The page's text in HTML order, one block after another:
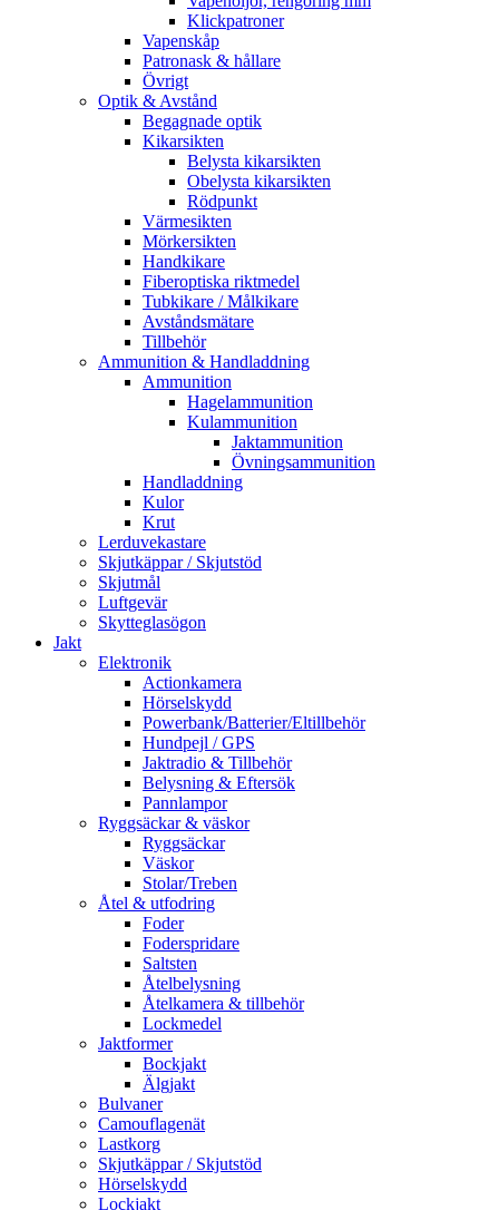
Klickpatroner
Vapenskåp
Patronask & hållare
Övrigt
Optik & Avstånd
Begagnade optik
Kikarsikten
Belysta kikarsikten
Obelysta kikarsikten
Rödpunkt
Värmesikten
Mörkersikten
Handkikare
Fiberoptiska riktmedel
Tubkikare / Målkikare
Avståndsmätare
Tillbehör
Ammunition & Handladdning
Ammunition
Hagelammunition
Kulammunition
Jaktammunition
Övningsammunition
Handladdning
Kulor
Krut
Lerduvekastare
Skjutkäppar / Skjutstöd
Skjutmål
Luftgevär
Skytteglasögon
Jakt
Elektronik
Actionkamera
Hörselskydd
Powerbank/Batterier/Eltillbehör
Hundpejl / GPS
Jaktradio & Tillbehör
Belysning & Eftersök
Pannlampor
Ryggsäckar & väskor
Ryggsäckar
Väskor
Stolar/Treben
Åtel & utfodring
Foder
Foderspridare
Saltsten
Åtelbelysning
Åtelkamera & tillbehör
Lockmedel
Jaktformer
Bockjakt
Älgjakt
Bulvaner
Camouflagenät
Lastkorg
Skjutkäppar / Skjutstöd
Hörselskydd
Lockjakt